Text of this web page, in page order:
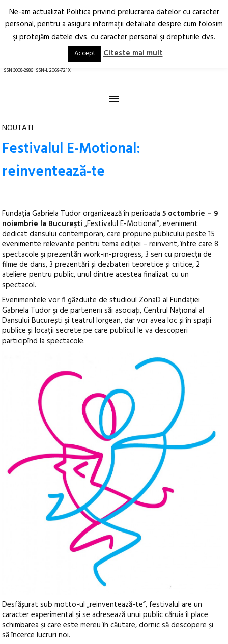
Arhitectură.
Oraș.
RO EN
ISSN 3008-2986 ISSN-L 2069-721X
≡
NOUTATI
Festivalul E-Motional:
reinventează-te
Fundația Gabriela Tudor organizează în perioada5 octombrie – 9
noiembrie la București „Festivalul E-Motional”, eveniment
dedicat dansului contemporan, care propune publicului peste 15
evenimente relevante pentru tema ediției – reinvent, între care 8
spectacole și prezentări work-in-progress, 3 seri cu proiecții de
filme de dans, 3 prezentări și dezbateri teoretice și critice, 2
ateliere pentru public, unul dintre acestea finalizat cu un
spectacol.
Evenimentele vor fi găzduite de studioul ZonaD al Fundației
Gabriela Tudor și de partenerii săi asociați, Centrul Național al
Dansului București și teatrul lorgean, dar vor avea loc și în spații
publice și locații secrete pe care publicul le va descoperi
participînd la spectacole.
Desfășurat sub motto-ul „reinventează-te”, festivalul are un
caracter experimental și se adresează unui public căruia îi place
schimbarea și care este mereu în căutare, dornic să descopere și
să încerce lucruri noi.
Ne-am actualizat Politica privind prelucrarea datelor cu caracter
personal, pentru a asigura informaţii detaliate despre cum folosim
şi protejăm datele dvs. cu caracter personal şi drepturile dvs.
Accept Citeste mai mult